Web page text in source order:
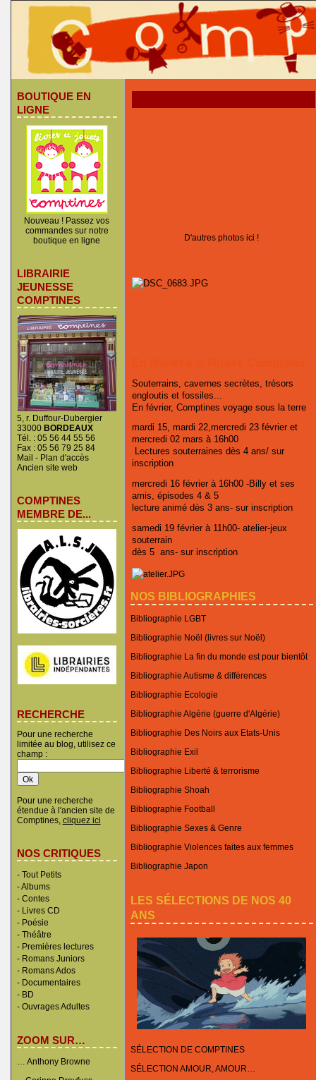
BOUTIQUE EN
LIGNE
Nouveau ! Passez vos
commandes sur notre
boutique en ligne
LIBRAIRIE
JEUNESSE
COMPTINES
5, r. Duffour-Dubergier
33000 BORDEAUX
Tél. : 05 56 44 55 56
Fax : 05 56 79 25 84
Mail - Plan d'accès
Ancien site web
COMPTINES
MEMBRE DE...
RECHERCHE
Pour une recherche
limitée au blog, utilisez ce
champ :
Pour une recherche
étendue à l'ancien site de
Comptines, cliquez ici
NOS CRITIQUES
- Tout Petits
-Albums
- Contes
- Livres CD
- Poésie
- Théâtre
- Premières lectures
- Romans Juniors
- Romans Ados
- Documentaires
- BD
- Ouvrages Adultes
ZOOM SUR…
… Anthony Browne
D'autres photos ici !
Souterrains, cavernes secrètes, trésors
engloutis et fossiles...
En février, Comptines voyage sous la terre
mardi 15, mardi 22,mercredi 23 février et
mercredi 02 mars à 16h00
Lectures souterraines dès 4 ans/ sur
inscription
mercredi 16 février à 16h00 -Billy et ses
amis, épisodes 4 & 5
lecture animé dès 3 ans- sur inscription
samedi 19 février à 11h00- atelier-jeux
souterrain
dès 5 ans- sur inscription
NOS BIBLIOGRAPHIES
Bibliographie LGBT
Bibliographie Noël (livres sur Noël)
Bibliographie La fin du monde est pour bientôt
Bibliographie Autisme & différences
Bibliographie Ecologie
Bibliographie Algérie (guerre d'Algérie)
Bibliographie Des Noirs aux Etats-Unis
Bibliographie Exil
Bibliographie Liberté & terrorisme
Bibliographie Shoah
Bibliographie Football
Bibliographie Sexes & Genre
Bibliographie Violences faites aux femmes
Bibliographie Japon
LES SÉLECTIONS DE NOS 40
ANS
SÉLECTION DE COMPTINES
SÉLECTION AMOUR, AMOUR…